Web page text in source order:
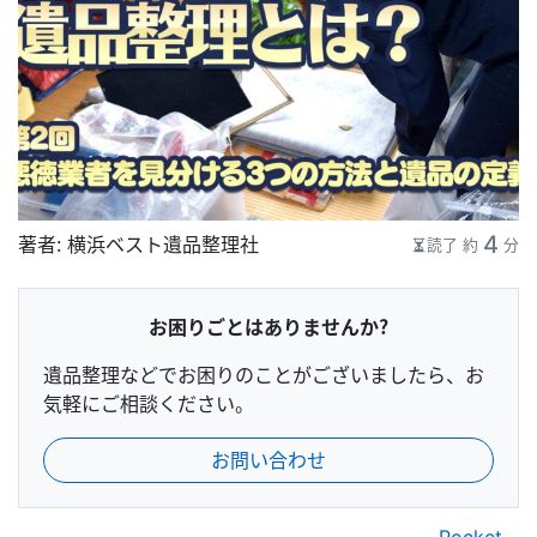
著者： 横浜ベスト遺品整理社 読了 約 4 分
お困りごとはありませんか？
遺品整理などでお困りのことがございましたら、お
気軽にご相談ください。
お問い合わせ